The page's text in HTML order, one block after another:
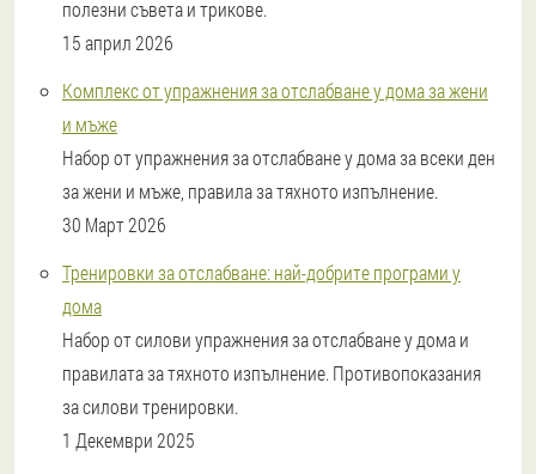
полезни съвета и трикове.
15 април 2026
Комплекс от упражнения за отслабване у дома за жени
и мъже
Набор от упражнения за отслабване у дома за всеки ден
за жени и мъже, правила за тяхното изпълнение.
30 Март 2026
Тренировки за отслабване: най-добрите програми у
дома
Набор от силови упражнения за отслабване у дома и
правилата за тяхното изпълнение. Противопоказания
за силови тренировки.
1 Декември 2025